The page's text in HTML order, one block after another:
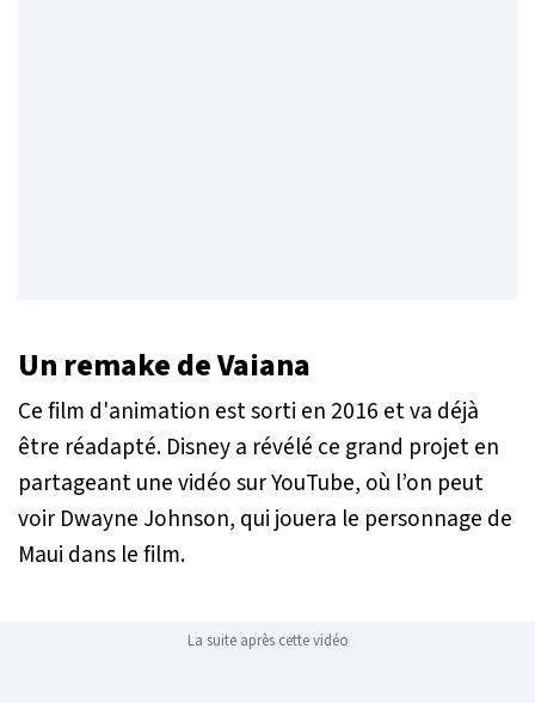
Un remake deVaiana
Ce film d'animation est sorti en 2016 et va déjà
être réadapté. Disney a révélé ce grand projet en
partageant une vidéo sur YouTube, où l’on peut
voir Dwayne Johnson, qui jouera le personnage de
Maui dans le film.
La suite après cette vidéo